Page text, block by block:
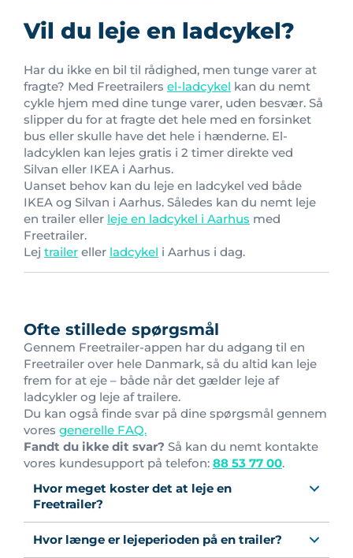
Vil du leje en ladcykel?
Har du ikke en bil til rådighed, men tunge varer at
fragte? Med Freetrailers el-ladcykel kan du nemt
cykle hjem med dine tunge varer, uden besvær. Så
slipper du for at fragte det hele med en forsinket
bus eller skulle have det hele i hænderne. El-
ladcyklen kan lejes gratis i 2 timer direkte ved
Silvan eller IKEA i Aarhus.
Uanset behov kan du leje en ladcykel ved både
IKEA og Silvan i Aarhus. Således kan du nemt leje
en trailer eller leje en ladcykel i Aarhus med
Freetrailer.
Lej trailer eller ladcykel i Aarhus i dag.
Ofte stillede spørgsmål
Gennem Freetrailer-appen har du adgang til en
Freetrailer over hele Danmark, så du altid kan leje
frem for at eje – både når det gælder leje af
ladcykler og leje af trailere.
Du kan også finde svar på dine spørgsmål gennem
vores generelle FAQ.
Fandt du ikke dit svar? Så kan du nemt kontakte
vores kundesupport på telefon: 88 53 77 00.
Hvor meget koster det at leje en
Freetrailer?
Hvor længe er lejeperioden på en trailer?